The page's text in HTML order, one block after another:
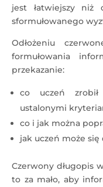
jest łatwiejszy niż
sformułowanego
Odłożeniu
formułowania
przekazanie:
co uczeń
ustalonymi
co i jak można
jak uczeń może się
Czerwony długopis
to za mało, aby